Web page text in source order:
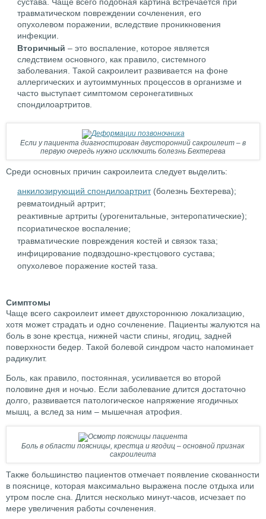
сустава. Чаще всего подобная картина встречается при
травматическом повреждении сочленения, его
опухолевом поражении, вследствие проникновения
инфекции.
Вторичный – это воспаление, которое является
следствием основного, как правило, системного
заболевания. Такой сакроилеит развивается на фоне
аллергических и аутоиммунных процессов в организме и
часто выступает симптомом серонегативных
спондилоартритов.
Если у пациента диагностирован двусторонний сакроилеит – в
первую очередь нужно исключить болезнь Бехтерева
Среди основных причин сакроилеита следует выделить:
анкилозирующий спондилоартрит(болезнь Бехтерева);
ревматоидный артрит;
реактивные артриты (урогенитальные, энтеропатические);
псориатическое воспаление;
травматические повреждения костей и связок таза;
инфицирование подвздошно-крестцового сустава;
опухолевое поражение костей таза.
Симптомы
Чаще всего сакроилеит имеет двухстороннюю локализацию,
хотя может страдать и одно сочленение. Пациенты жалуются на
боль в зоне крестца, нижней части спины, ягодиц, задней
поверхности бедер. Такой болевой синдром часто напоминает
радикулит.
Боль, как правило, постоянная, усиливается во второй
половине дня и ночью. Если заболевание длится достаточно
долго, развивается патологическое напряжение ягодичных
мышц, а вслед за ним – мышечная атрофия.
Боль в области поясницы, крестца и ягодиц – основной признак
сакроилеита
Также большинство пациентов отмечает появление скованности
в пояснице, которая максимально выражена после отдыха или
утром после сна. Длится несколько минут-часов, исчезает по
мере увеличения работы сочленения.